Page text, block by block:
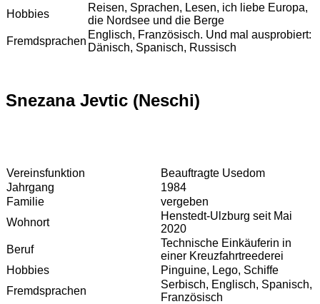
Hobbies
Reisen, Sprachen, Lesen, ich liebe Europa,
die Nordsee und die Berge
Fremdsprachen
Englisch, Französisch. Und mal ausprobiert:
Dänisch, Spanisch, Russisch
Snezana Jevtic (Neschi)
Vereinsfunktion
Beauftragte Usedom
Jahrgang
1984
Familie
vergeben
Wohnort
Henstedt-Ulzburg seit Mai
2020
Beruf
Technische Einkäuferin in
einer Kreuzfahrtreederei
Hobbies
Pinguine, Lego, Schiffe
Fremdsprachen
Serbisch, Englisch, Spanisch,
Französisch